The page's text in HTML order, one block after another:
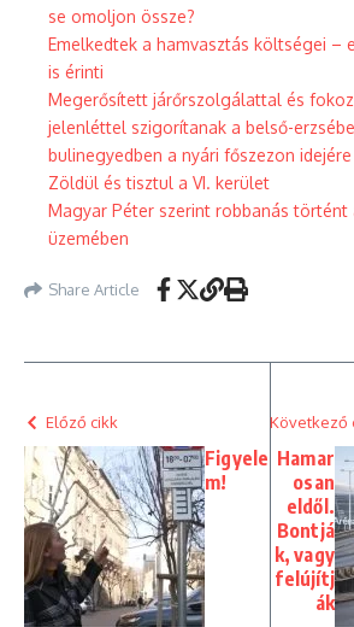
se omoljon össze?
Emelkedtek a hamvasztás költségei –
is érinti
Megerősített járőrszolgálattal és
jelenléttel szigorítanak a belső-
bulinegyedben a nyári főszezon idejére
Zöldül és tisztul a VI. kerület
Magyar Péter szerint robbanás történt
üzemében
Share Article
Előző cikk
Figyele
m!
Következő
Hamar
osan
eldől.
Bontjá
k, vagy
felújítj
ák